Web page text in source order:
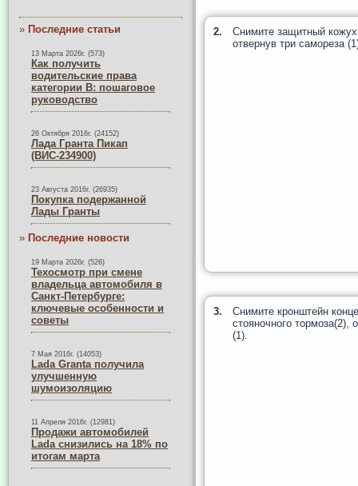
» Последние статьи
13 Марта 2026г. (573)
Как получить
водительские права
категории B: пошаговое
руководство
26 Октября 2016г. (24152)
Лада Гранта Пикап
(ВИС-234900)
23 Августа 2016г. (26935)
Покупка подержанной
Лады Гранты
» Последние новости
19 Марта 2026г. (526)
Техосмотр при смене
владельца автомобиля в
Санкт-Петербурге:
ключевые особенности и
советы
7 Мая 2016г. (14053)
Lada Granta получила
улучшенную
шумоизоляцию
11 Апреля 2016г. (12981)
Продажи автомобилей
Lada снизились на 18% по
итогам марта
2.
Снимите защитный кожух
отвернув три самореза
3.
Снимите кронштейн
стояночного тормоза(2),
(1).